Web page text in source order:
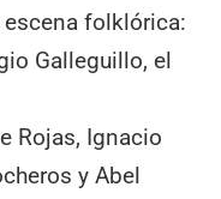
folklórica:
Galleguillo, el
Rojas, Ignacio
y Abel